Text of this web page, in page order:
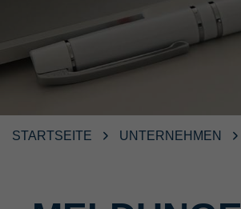
STARTSEITE UNTERNEHMEN